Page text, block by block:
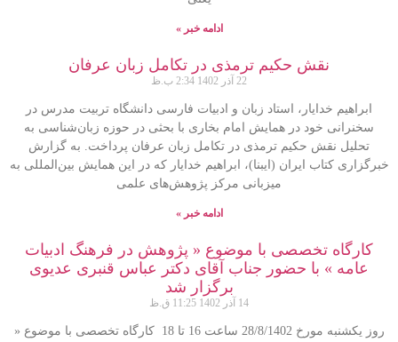
ادامه خبر »
نقش حکیم ترمذی در تکامل زبان عرفان
22 آذر 1402 2:34 ب.ظ
ابراهیم خدایار، استاد زبان و ادبیات فارسی دانشگاه تربیت مدرس در
سخنرانی خود در همایش امام بخاری با بحثی در حوزه زبان‌شناسی به
تحلیل نقش حکیم ترمذی در تکامل زبان عرفان پرداخت. به گزارش
خبرگزاری کتاب ایران (ایبنا)، ابراهیم خدایار که در این همایش بین‌المللی به
میزبانی مرکز پژوهش‌های علمی
ادامه خبر »
کارگاه تخصصی با موضوع « پژوهش در فرهنگ ادبیات
عامه » با حضور جناب آقای دکتر عباس قنبری عدیوی
برگزار شد
14 آذر 1402 11:25 ق.ظ
روز یکشنبه مورخ 28/8/1402 ساعت 16 تا 18 کارگاه تخصصی با موضوع «